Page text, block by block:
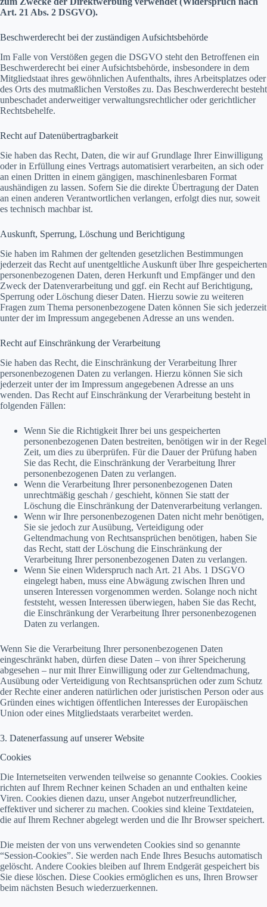
Art. 21 Abs. 2 DSGVO).
Beschwerderecht bei der zuständigen Aufsichtsbehörde
Im Falle von Verstößen gegen die DSGVO steht den Betroffenen ein
Beschwerderecht bei einer Aufsichtsbehörde, insbesondere in dem
Mitgliedstaat ihres gewöhnlichen Aufenthalts, ihres Arbeitsplatzes oder
des Orts des mutmaßlichen Verstoßes zu. Das Beschwerderecht besteht
unbeschadet anderweitiger verwaltungsrechtlicher oder gerichtlicher
Rechtsbehelfe.
Recht auf Datenübertragbarkeit
Sie haben das Recht, Daten, die wir auf Grundlage Ihrer Einwilligung
oder in Erfüllung eines Vertrags automatisiert verarbeiten, an sich oder
an einen Dritten in einem gängigen, maschinenlesbaren Format
aushändigen zu lassen. Sofern Sie die direkte Übertragung der Daten
an einen anderen Verantwortlichen verlangen, erfolgt dies nur, soweit
es technisch machbar ist.
Auskunft, Sperrung, Löschung und Berichtigung
Sie haben im Rahmen der geltenden gesetzlichen Bestimmungen
jederzeit das Recht auf unentgeltliche Auskunft über Ihre gespeicherten
personenbezogenen Daten, deren Herkunft und Empfänger und den
Zweck der Datenverarbeitung und ggf. ein Recht auf Berichtigung,
Sperrung oder Löschung dieser Daten. Hierzu sowie zu weiteren
Fragen zum Thema personenbezogene Daten können Sie sich jederzeit
unter der im Impressum angegebenen Adresse an uns wenden.
Recht auf Einschränkung der Verarbeitung
Sie haben das Recht, die Einschränkung der Verarbeitung Ihrer
personenbezogenen Daten zu verlangen. Hierzu können Sie sich
jederzeit unter der im Impressum angegebenen Adresse an uns
wenden. Das Recht auf Einschränkung der Verarbeitung besteht in
folgenden Fällen:
Wenn Sie die Richtigkeit Ihrer bei uns gespeicherten
personenbezogenen Daten bestreiten, benötigen wir in der Regel
Zeit, um dies zu überprüfen. Für die Dauer der Prüfung haben
Sie das Recht, die Einschränkung der Verarbeitung Ihrer
personenbezogenen Daten zu verlangen.
Wenn die Verarbeitung Ihrer personenbezogenen Daten
unrechtmäßig geschah / geschieht, können Sie statt der
Löschung die Einschränkung der Datenverarbeitung verlangen.
Wenn wir Ihre personenbezogenen Daten nicht mehr benötigen,
Sie sie jedoch zur Ausübung, Verteidigung oder
Geltendmachung von Rechtsansprüchen benötigen, haben Sie
das Recht, statt der Löschung die Einschränkung der
Verarbeitung Ihrer personenbezogenen Daten zu verlangen.
Wenn Sie einen Widerspruch nach Art. 21 Abs. 1 DSGVO
eingelegt haben, muss eine Abwägung zwischen Ihren und
unseren Interessen vorgenommen werden. Solange noch nicht
feststeht, wessen Interessen überwiegen, haben Sie das Recht,
die Einschränkung der Verarbeitung Ihrer personenbezogenen
Daten zu verlangen.
Wenn Sie die Verarbeitung Ihrer personenbezogenen Daten
eingeschränkt haben, dürfen diese Daten – von ihrer Speicherung
abgesehen – nur mit Ihrer Einwilligung oder zur Geltendmachung,
Ausübung oder Verteidigung von Rechtsansprüchen oder zum Schutz
der Rechte einer anderen natürlichen oder juristischen Person oder aus
Gründen eines wichtigen öffentlichen Interesses der Europäischen
Union oder eines Mitgliedstaats verarbeitet werden.
3. Datenerfassung auf unserer Website
Cookies
Die Internetseiten verwenden teilweise so genannte Cookies. Cookies
richten auf Ihrem Rechner keinen Schaden an und enthalten keine
Viren. Cookies dienen dazu, unser Angebot nutzerfreundlicher,
effektiver und sicherer zu machen. Cookies sind kleine Textdateien,
die auf Ihrem Rechner abgelegt werden und die Ihr Browser speichert.
Die meisten der von uns verwendeten Cookies sind so genannte
“Session-Cookies”. Sie werden nach Ende Ihres Besuchs automatisch
gelöscht. Andere Cookies bleiben auf Ihrem Endgerät gespeichert bis
Sie diese löschen. Diese Cookies ermöglichen es uns, Ihren Browser
beim nächsten Besuch wiederzuerkennen.